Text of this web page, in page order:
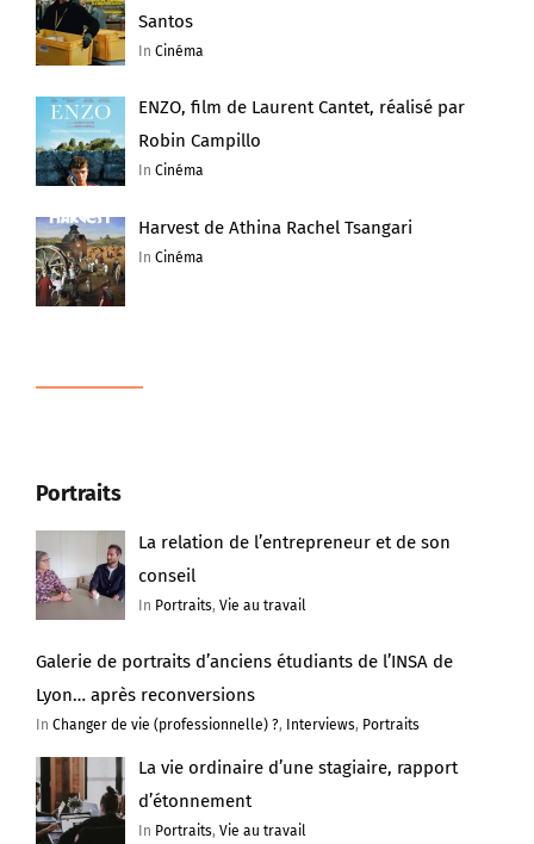
Santos
InCinéma
ENZO, film de Laurent Cantet, réalisé par
Robin Campillo
InCinéma
Harvest de Athina Rachel Tsangari
InCinéma
Portraits
La relation de l’entrepreneur et de son
conseil
In Portraits,Vie au travail
Galerie de portraits d’anciens étudiants de l’INSA de
Lyon… après reconversions
In Changer de vie (professionnelle) ?, Interviews, Portraits
La vie ordinaire d’une stagiaire, rapport
d’étonnement
In Portraits,Vie au travail